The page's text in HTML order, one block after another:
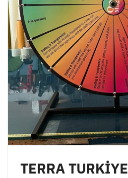
TERRA TURKİYE